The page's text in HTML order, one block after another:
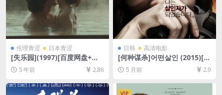
伦理青涩 日本青涩
[失乐园](1997)[百度网盘+迅
雷云盘资源1080P超清未删减]
[MP4/7.0GB][日语中字]【视
压密码）】
5 年前 2.86
日韩 高清电影
[何种谋杀]어떤살인 (2015)[百
度网盘+夸克网盘1080P超清
未删减资源][网盘在线播放/下
5 月前 2.9
VIP